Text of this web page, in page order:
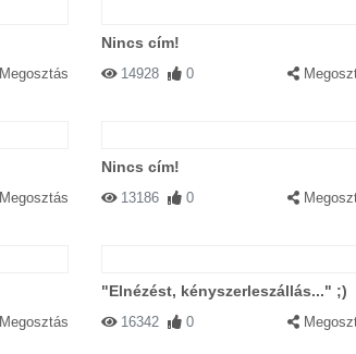
Megosztás
Nincs cím!
14928 0
Megosztás
Nincs cím!
13186 0
Megosztás
"Elnézést, kényszerleszállás..." ;)
16342 0